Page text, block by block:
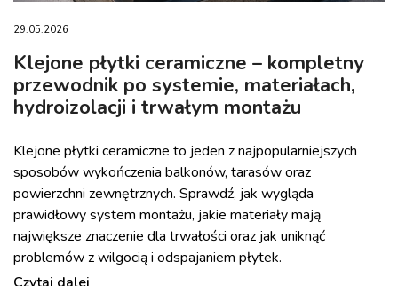
29.05.2026
Klejone płytki ceramiczne – kompletny
przewodnik po systemie, materiałach,
hydroizolacji i trwałym montażu
Klejone płytki ceramiczne to jeden z najpopularniejszych
sposobów wykończenia balkonów, tarasów oraz
powierzchni zewnętrznych. Sprawdź, jak wygląda
prawidłowy system montażu, jakie materiały mają
największe znaczenie dla trwałości oraz jak uniknąć
problemów z wilgocią i odspajaniem płytek.